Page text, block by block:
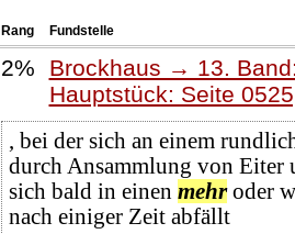
Rang Fundstelle
2%
Brockhaus → 13.
Hauptstück: Seite
, bei der sich an einem
durch Ansammlung von Eiter
sich bald in einen mehroder
nach einiger Zeit abfällt